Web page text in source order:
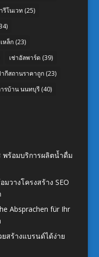
รีโนเวท (25)
หล็ก(23)
เช่าอัลพาร์ด (39)
ากีสถานราคาถูก(23)
ารบ้าน นนทบุรี(40)
พร้อมบริการผลิตน้ำดื่ม
วางโครงสร้าง SEO
Absprachen für Ihr
สร้างแบรนด์ได้ง่าย